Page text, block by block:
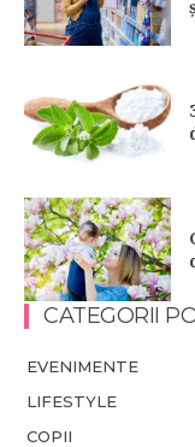
CATEGORII
EVENIMENTE
LIFESTYLE
COPII